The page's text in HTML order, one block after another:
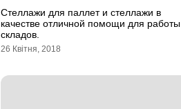
Стеллажи для паллет и стеллажи в
качестве отличной помощи для работы
складов.
26 Квітня, 2018